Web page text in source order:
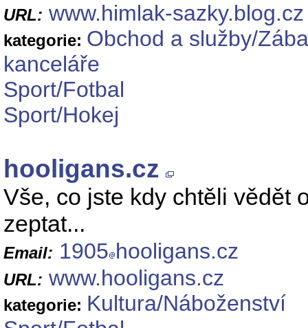
URL: www.himlak-sazky.blog.cz
kategorie: Obchod a služby/
kanceláře
Sport/Fotbal
Sport/Hokej
hooligans.cz
Vše, co jste kdy chtěli vědět
zeptat...
Email: 1905 hooligans.cz
URL: www.hooligans.cz
kategorie: Kultura/Náboženství